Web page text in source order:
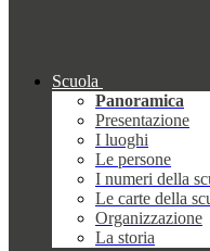
Scuola
Panoramica
Presentazione
I luoghi
Le persone
I numeri della
Le carte della
Organizzazione
La storia